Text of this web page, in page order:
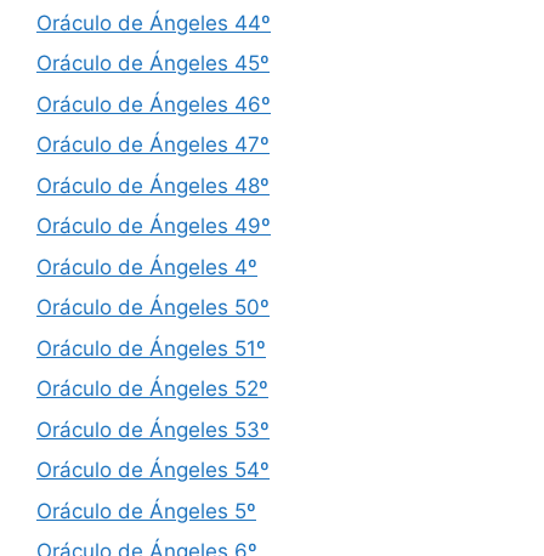
Oráculo de Ángeles 44º
Oráculo de Ángeles 45º
Oráculo de Ángeles 46º
Oráculo de Ángeles 47º
Oráculo de Ángeles 48º
Oráculo de Ángeles 49º
Oráculo de Ángeles 4º
Oráculo de Ángeles 50º
Oráculo de Ángeles 51º
Oráculo de Ángeles 52º
Oráculo de Ángeles 53º
Oráculo de Ángeles 54º
Oráculo de Ángeles 5º